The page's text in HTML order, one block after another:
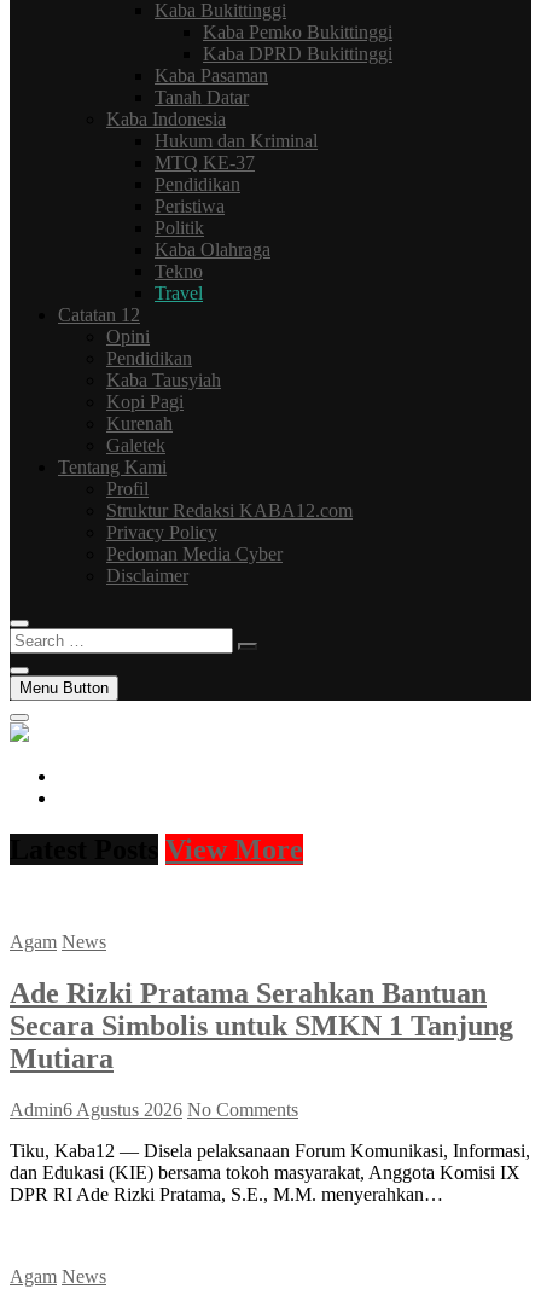
Kaba Bukittinggi
Kaba Pemko Bukittinggi
Kaba DPRD Bukittinggi
Kaba Pasaman
Tanah Datar
Kaba Indonesia
Hukum dan Kriminal
MTQ KE-37
Pendidikan
Peristiwa
Politik
Kaba Olahraga
Tekno
Travel
Catatan 12
Opini
Pendidikan
Kaba Tausyiah
Kopi Pagi
Kurenah
Galetek
Tentang Kami
Profil
Struktur Redaksi KABA12.com
Privacy Policy
Pedoman Media Cyber
Disclaimer
Search
…
Menu Button
View More
Agam News
Ade Rizki Pratama Serahkan Bantuan
Secara Simbolis untuk SMKN 1 Tanjung
Mutiara
Admin6 Agustus 2026 No Comments
Tiku, Kaba12 — Disela pelaksanaan Forum Komunikasi, Informasi,
dan Edukasi (KIE) bersama tokoh masyarakat, Anggota Komisi IX
DPR RI Ade Rizki Pratama, S.E., M.M. menyerahkan…
Agam News